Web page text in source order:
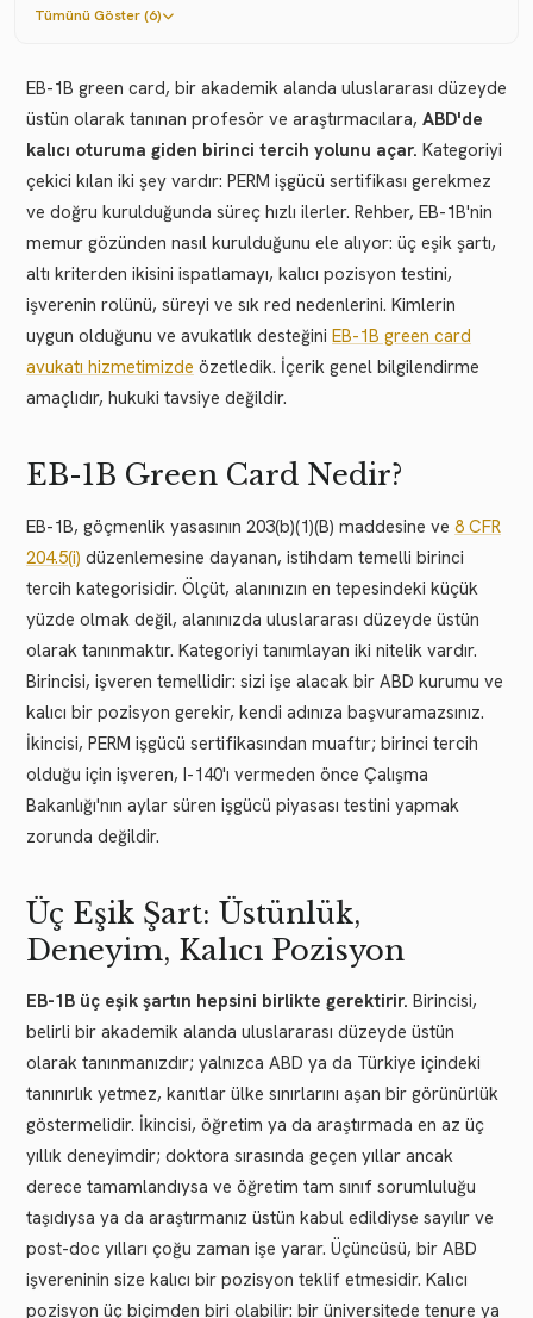
Tümünü Göster (6)
EB-1B green card, bir akademik alanda uluslararası düzeyde
üstün olarak tanınan profesör ve araştırmacılara, ABD'de
kalıcı oturuma giden birinci tercih yolunu açar. Kategoriyi
çekici kılan iki şey vardır: PERM işgücü sertifikası gerekmez
ve doğru kurulduğunda süreç hızlı ilerler. Rehber, EB-1B'nin
memur gözünden nasıl kurulduğunu ele alıyor: üç eşik şartı,
altı kriterden ikisini ispatlamayı, kalıcı pozisyon testini,
işverenin rolünü, süreyi ve sık red nedenlerini. Kimlerin
uygun olduğunu ve avukatlık desteğini EB-1B green card
avukatı hizmetimizde özetledik. İçerik genel bilgilendirme
amaçlıdır, hukuki tavsiye değildir.
EB-1B Green Card Nedir?
EB-1B, göçmenlik yasasının 203(b)(1)(B) maddesine ve 8 CFR
204.5(i) düzenlemesine dayanan, istihdam temelli birinci
tercih kategorisidir. Ölçüt, alanınızın en tepesindeki küçük
yüzde olmak değil, alanınızda uluslararası düzeyde üstün
olarak tanınmaktır. Kategoriyi tanımlayan iki nitelik vardır.
Birincisi, işveren temellidir: sizi işe alacak bir ABD kurumu ve
kalıcı bir pozisyon gerekir, kendi adınıza başvuramazsınız.
İkincisi, PERM işgücü sertifikasından muaftır; birinci tercih
olduğu için işveren, I-140'ı vermeden önce Çalışma
Bakanlığı'nın aylar süren işgücü piyasası testini yapmak
zorunda değildir.
Üç Eşik Şart: Üstünlük,
Deneyim, Kalıcı Pozisyon
EB-1B üç eşik şartın hepsini birlikte gerektirir. Birincisi,
belirli bir akademik alanda uluslararası düzeyde üstün
olarak tanınmanızdır; yalnızca ABD ya da Türkiye içindeki
tanınırlık yetmez, kanıtlar ülke sınırlarını aşan bir görünürlük
göstermelidir. İkincisi, öğretim ya da araştırmada en az üç
yıllık deneyimdir; doktora sırasında geçen yıllar ancak
derece tamamlandıysa ve öğretim tam sınıf sorumluluğu
taşıdıysa ya da araştırmanız üstün kabul edildiyse sayılır ve
post-doc yılları çoğu zaman işe yarar. Üçüncüsü, bir ABD
işvereninin size kalıcı bir pozisyon teklif etmesidir. Kalıcı
pozisyon üç biçimden biri olabilir: bir üniversitede tenure ya